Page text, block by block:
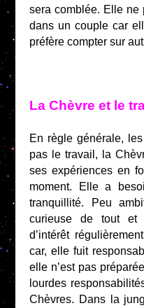
sera comblée. Elle
dans un couple car
préfère compter sur
La Chèvre et le
En règle générale,
pas le travail, la
ses expériences en
moment. Elle a
tranquillité. Peu
curieuse de tout et
d’intérêt
car, elle fuit
elle n’est pas
lourdes
Chèvres. Dans la